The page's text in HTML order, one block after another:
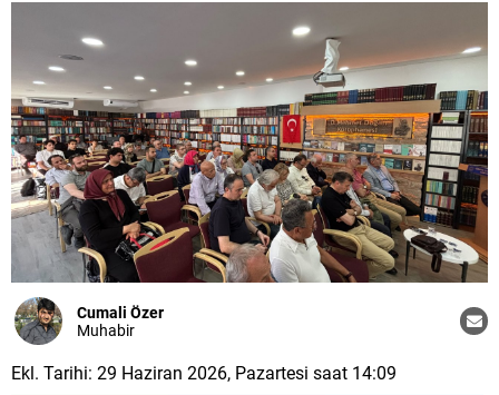
Cumali Özer
Muhabir
Ekl. Tarihi: 29 Haziran 2026, Pazartesi saat 14:09